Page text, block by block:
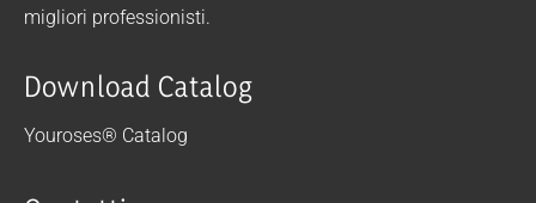
migliori professionisti.
Download Catalog
Youroses® Catalog